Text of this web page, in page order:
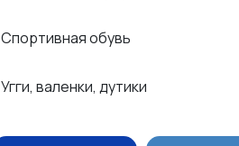
Спортивная обувь
Угги, валенки, дутики